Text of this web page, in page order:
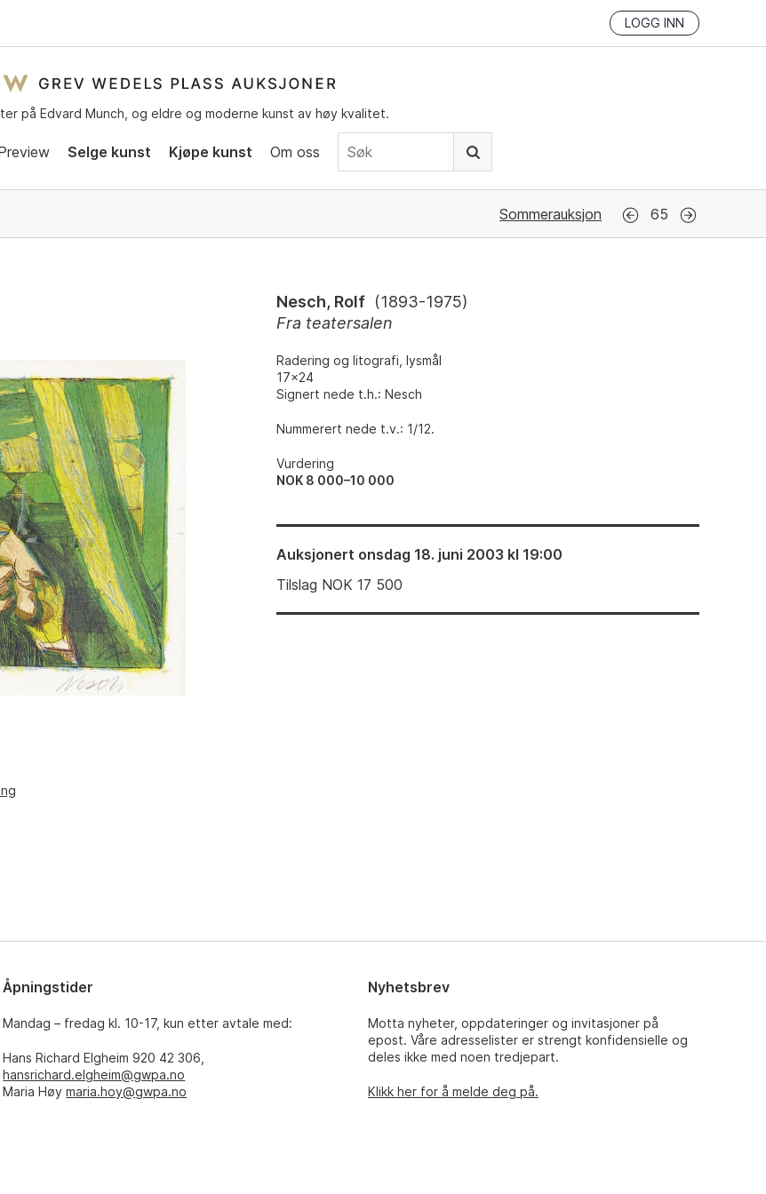
LOGG INN
på Edvard Munch, og eldre og moderne kunst av høy kvalitet.
Selge kunst Kjøpe kunst Om oss
Sommerauksjon 65
Nesch, Rolf (1893-1975)
Fra teatersalen
Radering og litografi, lysmål
17x24
Signert nede t.h.: Nesch
Nummerert nede t.v.: 1/12.
Vurdering
NOK 8 000–10 000
Auksjonert onsdag 18. juni 2003 kl 19:00
Tilslag NOK17 500
Åpningstider
Mandag – fredag kl. 10-17, kun etter avtale med:
Hans Richard Elgheim 920 42 306,
hansrichard.elgheim@gwpa.no
Maria Høymaria.hoy@gwpa.no
Nyhetsbrev
Motta nyheter, oppdateringer og invitasjoner på
epost. Våre adresselister er strengt konfidensielle og
deles ikke med noen tredjepart.
Klikk her for å melde deg på.